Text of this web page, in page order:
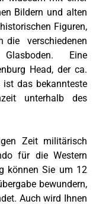
Bildern und alten
Figuren,
die verschiedenen
Eine
Head, der ca.
das bekannteste
unterhalb des
Zeit militärisch
für die Western
können Sie um 12
bewundern,
Auch wird Ihnen